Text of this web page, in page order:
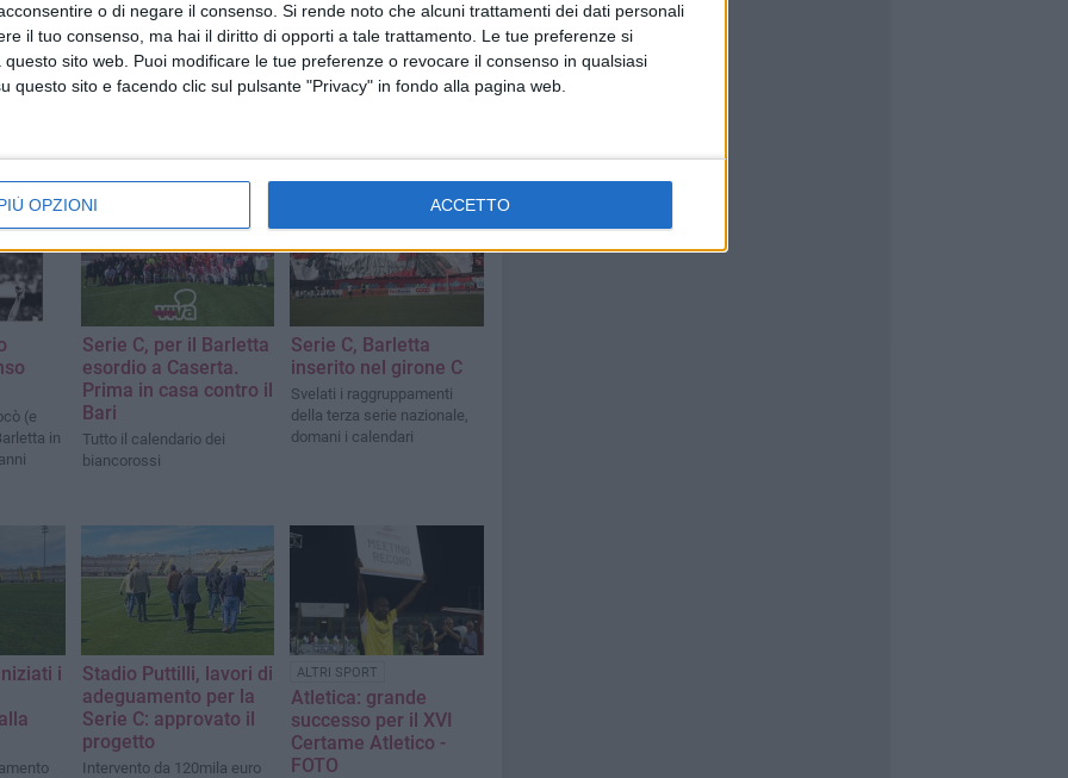
o di negare il consenso. Si rende noto che alcuni trattamenti dei dati personali
il tuo consenso, ma hai il diritto di opporti a tale trattamento. Le tue preferenze si
sito web. Puoi modificare le tue preferenze o revocare il consenso in qualsiasi
questo sito e facendo clic sul pulsante "Privacy" in fondo alla pagina web.
OPZIONI ACCETTO
(e
in
Serie C, per il Barletta
esordio a Caserta.
Prima in casa contro il
Bari
Tutto il calendario dei
biancorossi
Serie C, Barletta
inserito nel girone C
Svelati i raggruppamenti
della terza serie nazionale,
domani i calendari
i
Stadio Puttilli, lavori di
adeguamento per la
Serie C: approvato il
progetto
Intervento da 120mila euro
ALTRI SPORT
Atletica: grande
successo per il XVI
Certame Atletico -
FOTO